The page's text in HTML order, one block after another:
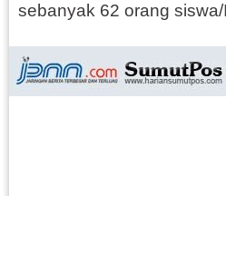
sebanyak 62 orang siswa/